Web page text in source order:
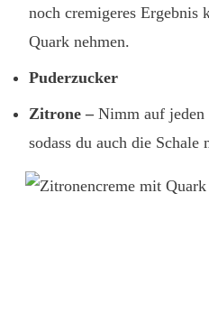
noch cremigeres Ergebnis
Quark nehmen.
Puderzucker
Zitrone – Nimm auf
sodass du auch die Schale